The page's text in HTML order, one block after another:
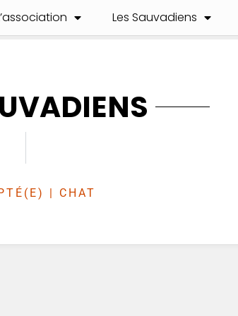
Les Sauvadiens
| CHAT